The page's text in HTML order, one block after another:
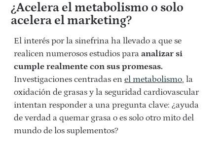
¿Acelera el metabolismo o solo
acelera el marketing?
El interés por la sinefrina ha llevado a que se
realicen numerosos estudios para analizar si
cumple realmente con sus promesas.
Investigaciones centradas en el metabolismo, la
oxidación de grasas y la seguridad cardiovascular
intentan responder a una pregunta clave: ¿ayuda
de verdad a quemar grasa o es solo otro mito del
mundo de los suplementos?